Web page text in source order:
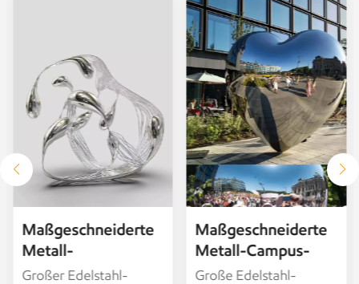
Maßgeschneiderte
Metall-Campus-
Skulptur. Liebes-
Große Edelstahl-
Maßgeschneiderte
runde,
kugelförmige und
Massivholzstäbe,